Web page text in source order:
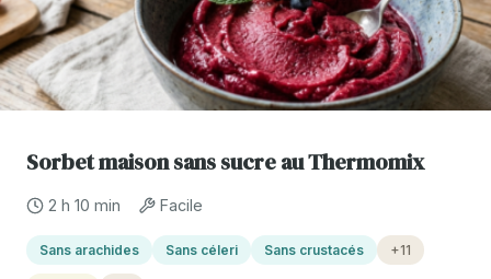
Sorbet maison sans sucre au Thermomix
2 h 10 min Facile
Sans arachides Sans céleri Sans crustacés +11